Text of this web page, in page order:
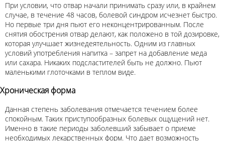
При условии, что отвар начали принимать сразу или, в крайнем
случае, в течение 48 часов, болевой синдром исчезнет быстро.
Но первые три дня пьют его неконцентрированным. После
снятия обострения отвар делают, как положено в той дозировке,
которая улучшает жизнедеятельность. Одним из главных
условий употребления напитка – запрет на добавление меда
или сахара. Никаких подсластителей быть не должно. Пьют
маленькими глоточками в теплом виде.
Хроническая форма
Данная степень заболевания отмечается течением более
спокойным. Таких приступообразных болевых ощущений нет.
Именно в такие периоды заболевший забывает о приеме
необходимых лекарственных форм. Что дает возможность